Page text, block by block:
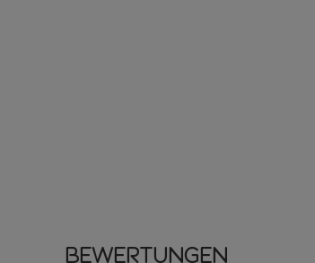
Bewertungen